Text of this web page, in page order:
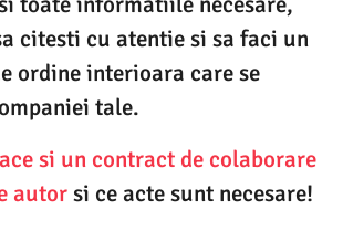
citesti cu atentie si sa faci un
ordine interioara care se
tale.
si un contract de colaborare
autorsi ce acte sunt necesare!